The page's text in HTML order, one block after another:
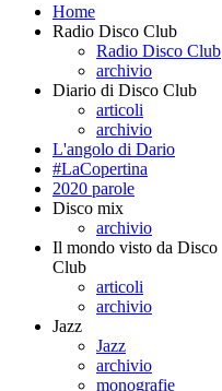
Home
Radio Disco Club
Radio Disco Club
archivio
Diario di Disco Club
articoli
archivio
L'angolo di Dario
#LaCopertina
2020 parole
Disco mix
archivio
Il mondo visto da Disco
Club
articoli
archivio
Jazz
Jazz
archivio
monografie